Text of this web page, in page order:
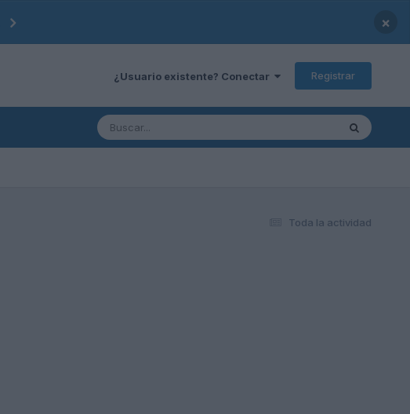
×
¿Usuario existente? Conectar Registrar
Toda la actividad